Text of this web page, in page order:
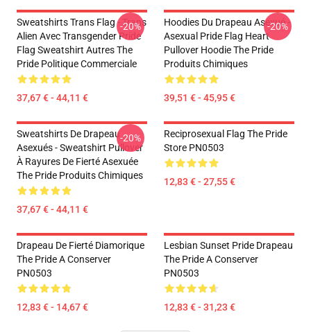
Sweatshirts Trans Flag - Trans
Alien Avec Transgender Pride
Flag Sweatshirt Autres The
Pride Politique Commerciale
37,67 € - 44,11 €
-20%
Hoodies Du Drapeau Asexué -
Asexual Pride Flag Heart
Pullover Hoodie The Pride
Produits Chimiques
39,51 € - 45,95 €
-20%
Sweatshirts De Drapeau
Asexués - Sweatshirt Pullover
À Rayures De Fierté Asexuée
The Pride Produits Chimiques
37,67 € - 44,11 €
-20%
Reciprosexual Flag The Pride
Store PN0503
12,83 € - 27,55 €
Drapeau De Fierté Diamorique
The Pride A Conserver
PN0503
12,83 € - 14,67 €
Lesbian Sunset Pride Drapeau
The Pride A Conserver
PN0503
12,83 € - 31,23 €